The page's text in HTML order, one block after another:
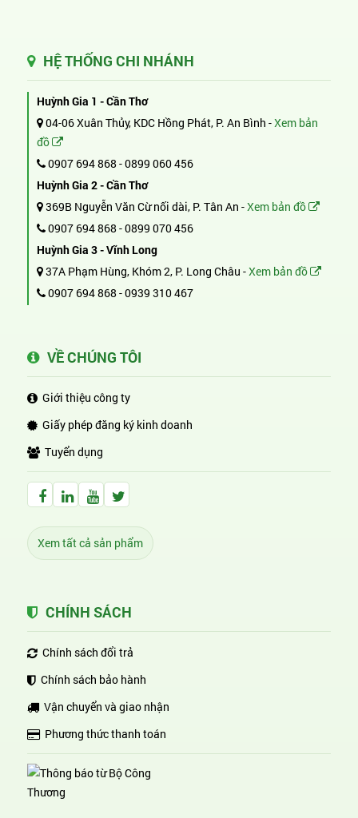
HỆ THỐNG CHI NHÁNH
Huỳnh Gia 1 - Cần Thơ
04-06 Xuân Thủy, KDC Hồng Phát, P. An Bình -Xem bản
đồ
0907 694 868 -0899 060 456
Huỳnh Gia 2 - Cần Thơ
369B Nguyễn Văn Cừ nối dài, P. Tân An -Xem bản đồ
0907 694 868 -0899 070 456
Huỳnh Gia 3 - Vĩnh Long
37A Phạm Hùng, Khóm 2, P. Long Châu -Xem bản đồ
0907 694 868 -0939 310 467
VỀ CHÚNG TÔI
Giới thiệu công ty
Giấy phép đăng ký kinh doanh
Tuyển dụng
Facebook Huỳnh Gia Alpha
LinkedIn Huỳnh Gia Alpha
YouTube Huỳnh Gia Alpha
Twitter Huỳnh Gia Alpha
Xem tất cả sản phẩm
CHÍNH SÁCH
Chính sách đổi trả
Chính sách bảo hành
Vận chuyển và giao nhận
Phương thức thanh toán